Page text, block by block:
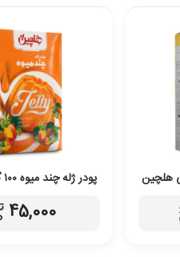
پودر ژله چند میوه ۱۰۰ گرمی هلچین
45,000